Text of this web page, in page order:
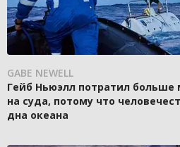
GABE NEWELL
Гейб Ньюэлл потратил
на суда, потому что
дна океана